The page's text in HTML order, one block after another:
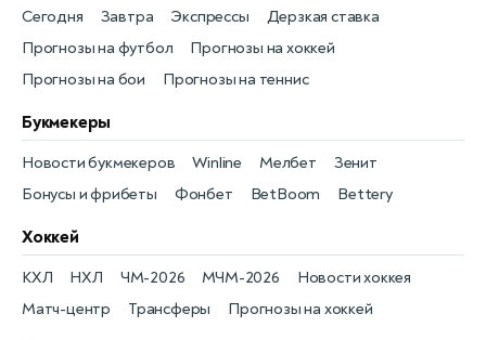
Прогнозы на футбол
Сегодня
Прогнозы на хоккей
Завтра
Прогнозы на бои
Экспрессы
Прогнозы на теннис
Дерзкая ставка
Букмекеры
Бонусы и фрибеты
Новости букмекеров
Фонбет
Winline
BetBoom
Мелбет
Bettery
Зенит
Хоккей
Новости хоккея
КХЛ
Матч-центр
НХЛ
Трансферы
ЧМ-2026
Прогнозы на хоккей
МЧМ-2026